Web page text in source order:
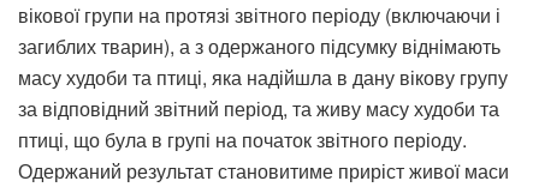
вікової групи на протязі звітного періоду (включаючи і
загиблих тварин), а з одержаного підсумку віднімають
масу худоби та птиці, яка надійшла в дану вікову групу
за відповідний звітний період, та живу масу худоби та
птиці, що була в групі на початок звітного періоду.
Одержаний результат становитиме приріст живої маси